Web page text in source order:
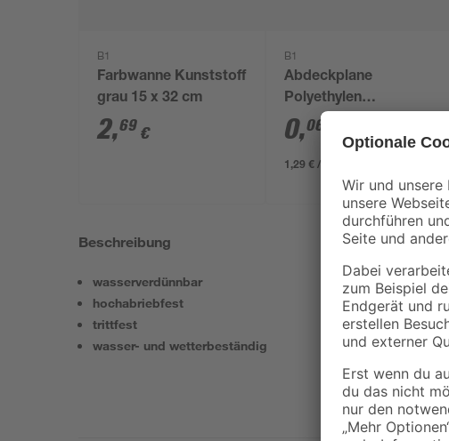
B1
Farbwanne Kunststoff
grau 15 x 32 cm
2,69 €
B1
Abdeckplane
Polyethylen
transparent 4 x 5 m
0,06
/ m²
1,29 € / Pack
Beschreibung
wasserverdünnbar
hochabriebfest
trittfest
wasser- und wetterbeständig